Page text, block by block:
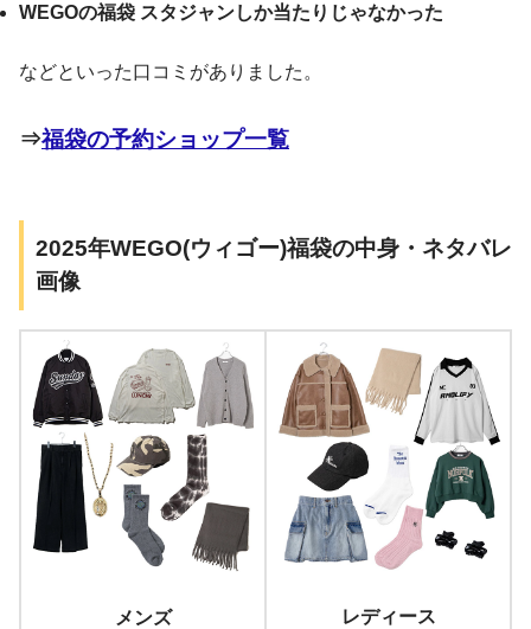
WEGOの福袋 スタジャンしか当たりじゃなかった
などといった口コミがありました。
⇒福袋の予約ショップ一覧
2025年WEGO(ウィゴー)福袋の中身・ネタバレ
画像
メンズ レディース